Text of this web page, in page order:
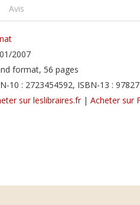
Avis
2007
format, 56 pages
10 : 2723454592, ISBN-13 :
sur leslibraires.fr| Acheter sur